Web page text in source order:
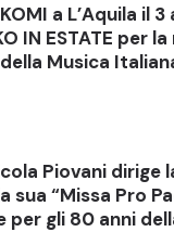
a L’Aquila il
IN ESTATE per
Musica
Piovani dirige
sua “Missa Pro
per gli 80 anni